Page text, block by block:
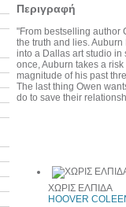
Περιγραφή
"From bestselling author
the truth and lies.
into a Dallas art studio in
once, Auburn takes a
magnitude of his past
The last thing Owen
do to save their
ΧΩΡΙΣ ΕΛΠΙΔΑ
HOOVER